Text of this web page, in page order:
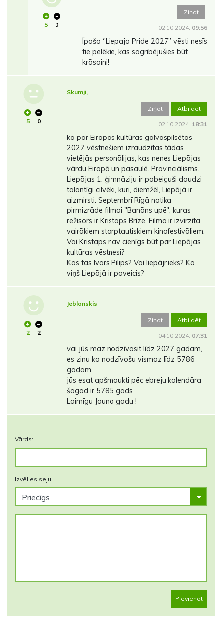
5 0
Ziņot
02.10.2024. 09:56
Īpašo ‘’Liepaja Pride 2027’’ vēsti nesīs
tie pelēkie, kas sagribējušies būt
krāsaini!
5 0
Skumji,
Ziņot Atbildēt
02.10.2024. 18:31
ka par Eiropas kultūras galvaspilsētas
2027 vēstnešiem izraudzītas tādas
vietējās personālijas, kas nenes Liepājas
vārdu Eiropā un pasaulē. Provinciālisms.
Liepājas 1. ģimnāziju ir pabeiguši daudzi
talantīgi cilvēki, kuri, diemžēl, Liepājā ir
aizmirsti. Septembrī Rīgā notika
pirmizrāde filmai "Banāns upē", kuras
režisors ir Kristaps Brīze. Filma ir izvirzīta
vairākiem starptautiskiem kinofestivāliem.
Vai Kristaps nav cienīgs būt par Liepājas
kultūras vēstnesi?
Kas tas Ivars Pilips? Vai liepājnieks? Ko
viņš Liepājā ir paveicis?
2 2
Jeblonskis
Ziņot Atbildēt
04.10.2024. 07:31
vai jūs maz nodzīvosit līdz 2027 gadam,
es zinu ka nodzīvošu vismaz līdz 5786
gadam,
jūs esat apšmaukti pēc ebreju kalendāra
šogad ir 5785 gads
Laimīgu Jauno gadu !
Vārds:
Izvēlies seju:
Pievienot